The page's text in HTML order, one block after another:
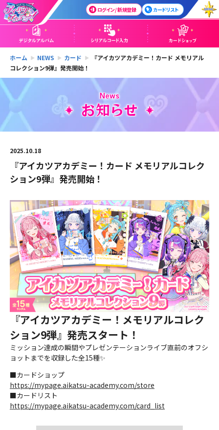
ログイン / 新規登録 カードリスト
ホーム NEWS カード
『アイカツアカデミー！カード メモリアル
コレクション9弾』発売開始！
2025.10.18
『アイカツアカデミー！カード メモリアルコレク
ション9弾』発売開始！
『アイカツアカデミー！メモリアルコレク
ション9弾』発売スタート！
ミッション達成の瞬間やプレゼンテーションライブ直前のオフシ
ョットまでを収録した全15種✨
■カードショップ
https://mypage.aikatsu-academy.com/store
■カードリスト
https://mypage.aikatsu-academy.com/card_list